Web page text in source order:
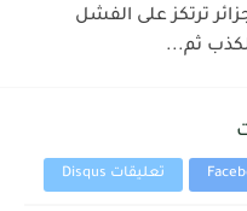
ترتكز على الفشل
ثم...
تعليقات Disqus